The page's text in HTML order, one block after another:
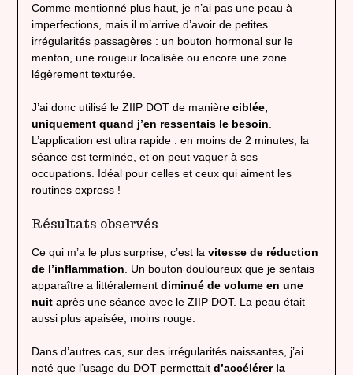
Comme mentionné plus haut, je n’ai pas une peau à
imperfections, mais il m’arrive d’avoir de petites
irrégularités passagères : un bouton hormonal sur le
menton, une rougeur localisée ou encore une zone
légèrement texturée.
J’ai donc utilisé le ZIIP DOT de manière ciblée,
uniquement quand j’en ressentais le besoin
L’application est ultra rapide : en moins de 2 minutes, la
séance est terminée, et on peut vaquer à ses
occupations. Idéal pour celles et ceux qui aiment les
routines express !
Résultats observés
Ce qui m’a le plus surprise, c’est la vitesse de réduction
de l’inflammation . Un bouton douloureux que je sentais
apparaître a littéralement diminué de volume en une
nuitaprès une séance avec le ZIIP DOT. La peau était
aussi plus apaisée, moins rouge.
Dans d’autres cas, sur des irrégularités naissantes, j’ai
noté que l’usage du DOT permettait d’accélérer la